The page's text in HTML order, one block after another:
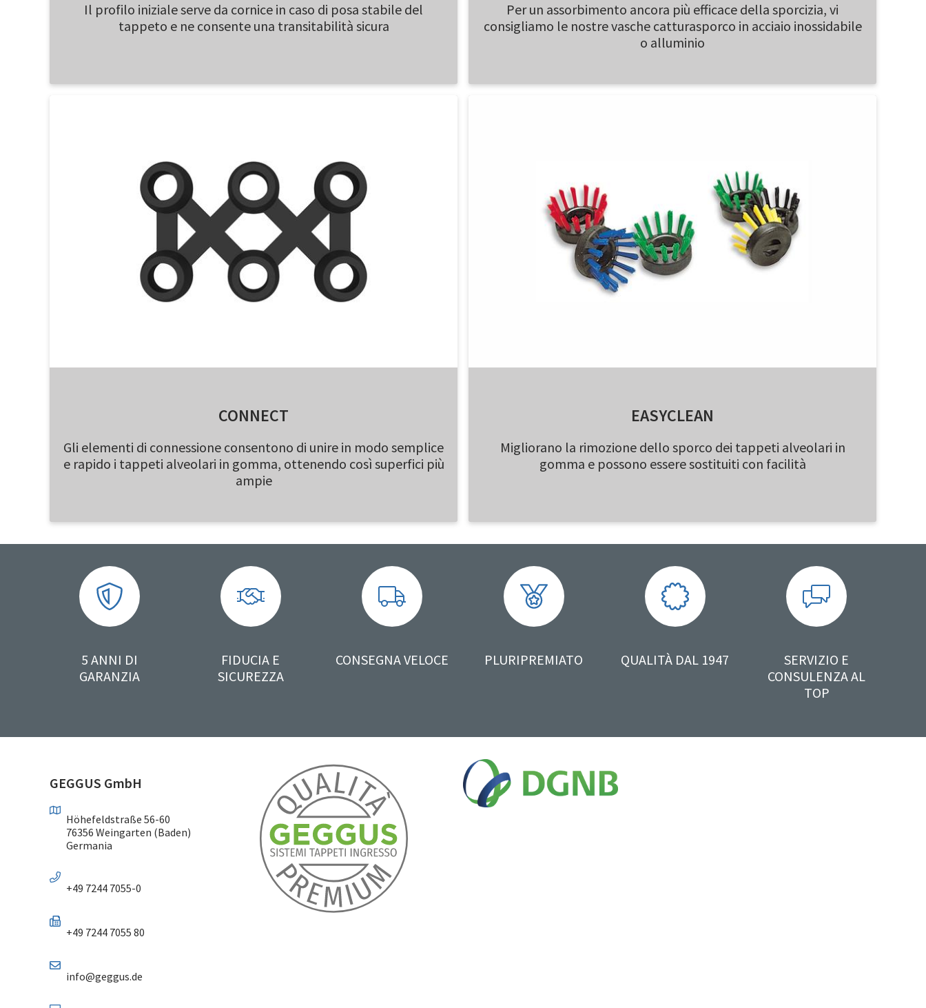
Il profilo iniziale serve da cornice in caso di posa stabile del
tappeto e ne consente una transitabilità sicura
Per un assorbimento ancora più efficace della sporcizia, vi
consigliamo le nostre vasche catturasporco in acciaio inossidabile
o alluminio
CONNECT
Gli elementi di connessione consentono di unire in modo semplice
e rapido i tappeti alveolari in gomma, ottenendo così superfici più
ampie
EASYCLEAN
Migliorano la rimozione dello sporco dei tappeti alveolari in
gomma e possono essere sostituiti con facilità
5 ANNI DI
GARANZIA
FIDUCIA E
SICUREZZA
CONSEGNA VELOCE PLURIPREMIATO QUALITÀ DAL 1947
SERVIZIO E
CONSULENZA AL
TOP
GEGGUS GmbH
Höhefeldstraße 56-60
76356 Weingarten (Baden)
Germania
+49 7244 7055-0
+49 7244 7055 80
info@geggus.de